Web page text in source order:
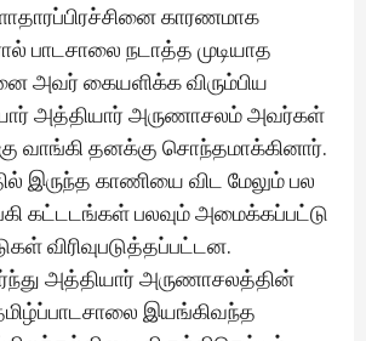
காரணமாக
பாடசாலை நடாத்த முடியாத
அவர் கையளிக்க விரும்பிய
அத்தியார் அருணாசலம் அவர்கள்
வாங்கி தனக்கு சொந்தமாக்கினார்.
இருந்த காணியை விட மேலும் பல
கட்டடங்கள் பலவும் அமைக்கப்பட்டு
விரிவுபடுத்தப்பட்டன.
அத்தியார் அருணாசலத்தின்
இயங்கிவந்த